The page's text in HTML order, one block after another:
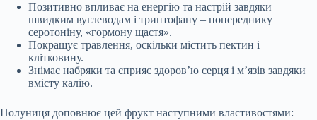
Позитивно впливає на енергію та настрій завдяки
швидким вуглеводам і триптофану – попереднику
серотоніну, «гормону щастя».
Покращує травлення, оскільки містить пектин і
клітковину.
Знімає набряки та сприяє здоров’ю серця і м’язів завдяки
вмісту калію.
Полуниця доповнює цей фрукт наступними властивостями: